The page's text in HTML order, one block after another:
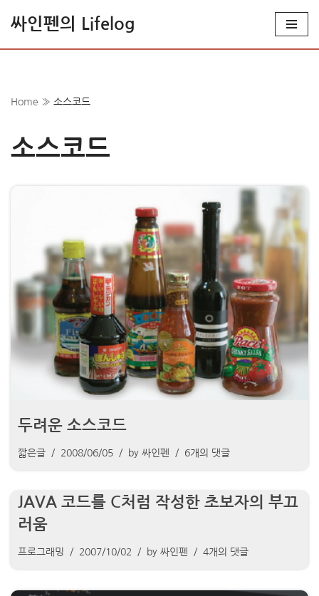
로
뛰
싸인펜의 Lifelog
Home » 소스코드
소스코드
두려운 소스코드
짧은글 2008/06/05 by 싸인펜 6개의 댓글
JAVA 코드를 C처럼 작성한 초보자의 부끄
러움
프로그래밍 2007/10/02 by 싸인펜 4개의 댓글